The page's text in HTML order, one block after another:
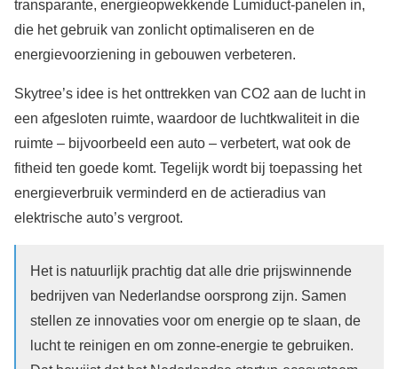
transparante, energieopwekkende Lumiduct-panelen in,
die het gebruik van zonlicht optimaliseren en de
energievoorziening in gebouwen verbeteren.
Skytree’s idee is het onttrekken van CO2 aan de lucht in
een afgesloten ruimte, waardoor de luchtkwaliteit in die
ruimte – bijvoorbeeld een auto – verbetert, wat ook de
fitheid ten goede komt. Tegelijk wordt bij toepassing het
energieverbruik verminderd en de actieradius van
elektrische auto’s vergroot.
Het is natuurlijk prachtig dat alle drie prijswinnende
bedrijven van Nederlandse oorsprong zijn. Samen
stellen ze innovaties voor om energie op te slaan, de
lucht te reinigen en om zonne-energie te gebruiken.